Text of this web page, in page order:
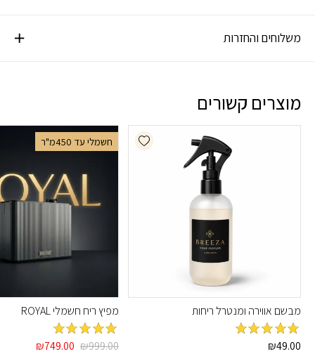
משלוחים והחזרות
מוצרים קשורים
Add wishlist
מבשם אווירה ומנטרל ריחות
מדורג5
₪49.00
חשמלי עד 450מ"ר
מפיץ ריח חשמלי ROYAL
מדורג5מתוך₪999.00
המחיר
₪749.00 המחיר